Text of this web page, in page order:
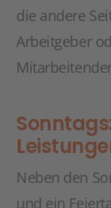
die andere
Arbeitgeber
Neben den
und ein